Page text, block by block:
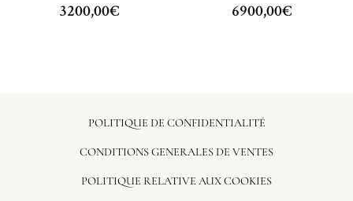
3200,00€ 6900,00€
POLITIQUE DE CONFIDENTIALITÉ
CONDITIONS GENERALES DE VENTES
POLITIQUE RELATIVE AUX COOKIES